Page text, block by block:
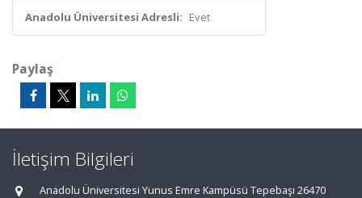
Anadolu Üniversitesi Adresli: Evet
Paylaş
İletişim Bilgileri
Anadolu Üniversitesi Yunus Emre Kampüsü Tepebaşı 26470